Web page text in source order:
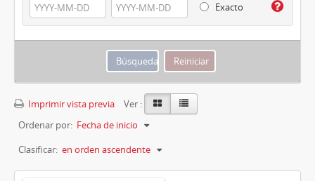
Exacto
Imprimir vista previa
Ver :
Ordenar por: Fecha de inicio
Clasificar: en orden ascendente